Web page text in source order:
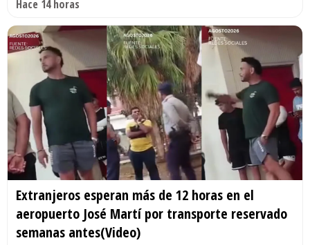
Hace 14 horas
Extranjeros esperan más de 12 horas en el
aeropuerto José Martí por transporte reservado
semanas antes(Video)